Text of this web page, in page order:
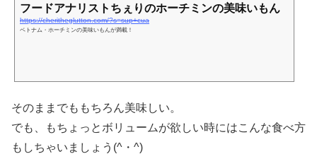
フードアナリストちぇりのホーチミンの美味いもん
https://cheritheglutton.com/?s=sup+cua
ベトナム・ホーチミンの美味いもんが満載！
そのままでももちろん美味しい。
でも、もちょっとボリュームが欲しい時にはこんな食べ方
もしちゃいましょう(^・^)